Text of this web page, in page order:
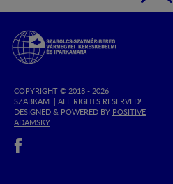
Szabolcs-
Szatmár-
Bereg
Kereskedelmi
és
Iparkamara
COPYRIGHT © 2018 - 2026
SZABKAM. | ALL RIGHTS RESERVED!
DESIGNED & POWERED BY POSITIVE
ADAMSKY(OPEN